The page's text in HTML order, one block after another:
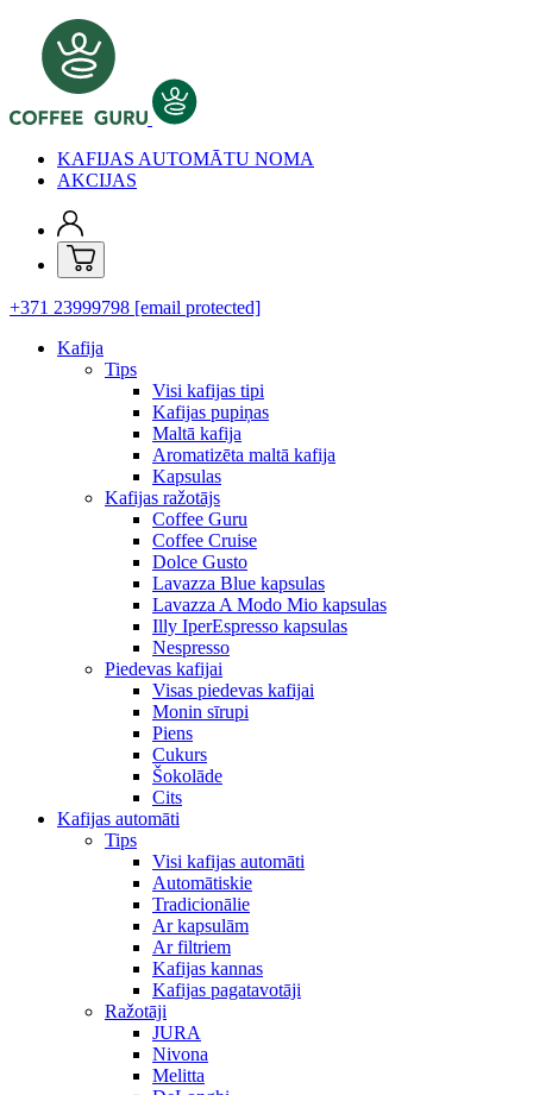
KAFIJAS AUTOMĀTU NOMA
AKCIJAS
+371 23999798 [email protected]
Kafija
Tips
Visi kafijas tipi
Kafijas pupiņas
Maltā kafija
Aromatizēta maltā kafija
Kapsulas
Kafijas ražotājs
Coffee Guru
Coffee Cruise
Dolce Gusto
Lavazza Blue kapsulas
Lavazza A Modo Mio kapsulas
Illy IperEspresso kapsulas
Nespresso
Piedevas kafijai
Visas piedevas kafijai
Monin sīrupi
Piens
Cukurs
Šokolāde
Cits
Kafijas automāti
Tips
Visi kafijas automāti
Automātiskie
Tradicionālie
Ar kapsulām
Ar filtriem
Kafijas kannas
Kafijas pagatavotāji
Ražotāji
JURA
Nivona
Melitta